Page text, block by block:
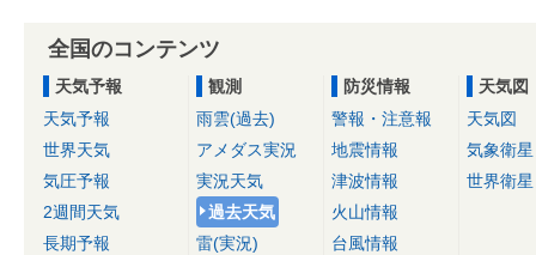
全国のコンテンツ
天気予報
天気予報
世界天気
気圧予報
2週間天気
長期予報
観測
雨雲(過去)
アメダス実況
実況天気
過去天気
雷(実況)
防災情報
警報・注意報
地震情報
津波情報
火山情報
台風情報
天気図
天気図
気象衛星
世界衛星